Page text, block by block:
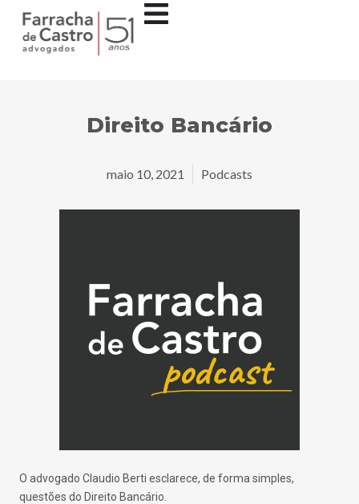
Direito Bancário
maio 10, 2021 Podcasts
O advogado Claudio Berti esclarece, de forma simples,
questões do Direito Bancário.